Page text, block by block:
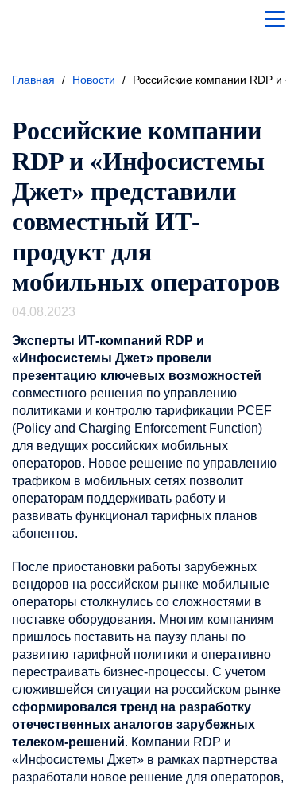
Главная / Новости / Российские компании RDP и
Российские компании
RDP и «Инфосистемы
Джет» представили
совместный ИТ-
продукт для
мобильных операторов
04.08.2023
Эксперты ИТ-компаний RDP и
«Инфосистемы Джет» провели
презентацию ключевых возможностей
совместного решения по управлению
политиками и контролю тарификации PCEF
(Policy and Charging Enforcement Function)
для ведущих российских мобильных
операторов. Новое решение по управлению
трафиком в мобильных сетях позволит
операторам поддерживать работу и
развивать функционал тарифных планов
абонентов.
После приостановки работы зарубежных
вендоров на российском рынке мобильные
операторы столкнулись со сложностями в
поставке оборудования. Многим компаниям
пришлось поставить на паузу планы по
развитию тарифной политики и оперативно
перестраивать бизнес-процессы. С учетом
сложившейся ситуации на российском рынке
сформировался тренд на разработку
отечественных аналогов зарубежных
телеком-решений. Компании RDP и
«Инфосистемы Джет» в рамках партнерства
разработали новое решение для операторов,